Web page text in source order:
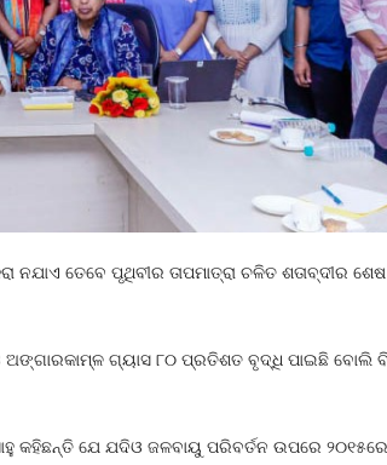
ତେବେ ପୃଥିବୀର ତାପମାତ୍ରା ଚଳିତ ଶତାବ୍ଦୀର
ଅଙ୍ଗାରକାମ୍ଳ ଗ୍ୟାସ ୮୦ ପ୍ରତିଶତ ବୃଦ୍ଧି ପାଇଛି ବୋଲି
କହିଛନ୍ତି ଯେ ଯଦିଓ ଜଳବାୟୁ ପରିବର୍ତନ ଉପରେ